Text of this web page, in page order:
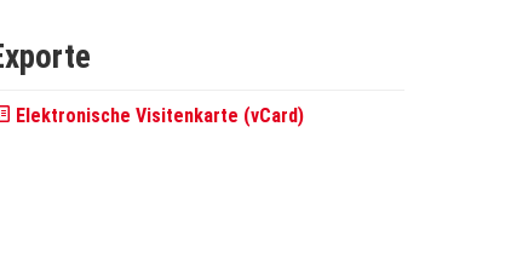
Elektronische Visitenkarte (vCard)